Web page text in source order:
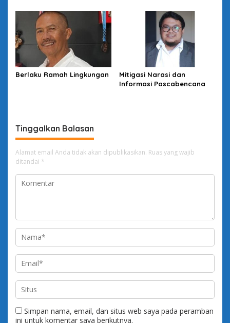
Berlaku Ramah Lingkungan
Mitigasi Narasi dan
Informasi Pascabencana
Tinggalkan Balasan
Alamat email Anda tidak akan dipublikasikan. Ruas yang wajib
ditandai *
Simpan nama, email, dan situs web saya pada peramban
ini untuk komentar saya berikutnya.